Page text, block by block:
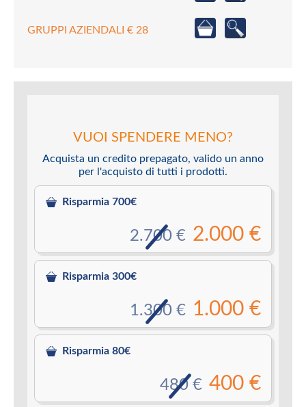
GRUPPI AZIENDALI € 28
VUOI SPENDERE MENO?
Acquista un credito prepagato, valido un anno
per l'acquisto di tutti i prodotti.
Risparmia 700€
2.000 €
2.700 €
Risparmia 300€
1.000 €
1.300 €
Risparmia 80€
400 €
480 €